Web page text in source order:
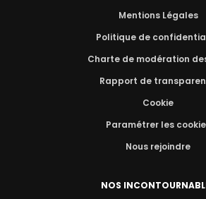
Mentions Légales
Politique de
Charte de modération
Rapport de
Cookie
Paramétrer les
Nous rejoindre
NOS